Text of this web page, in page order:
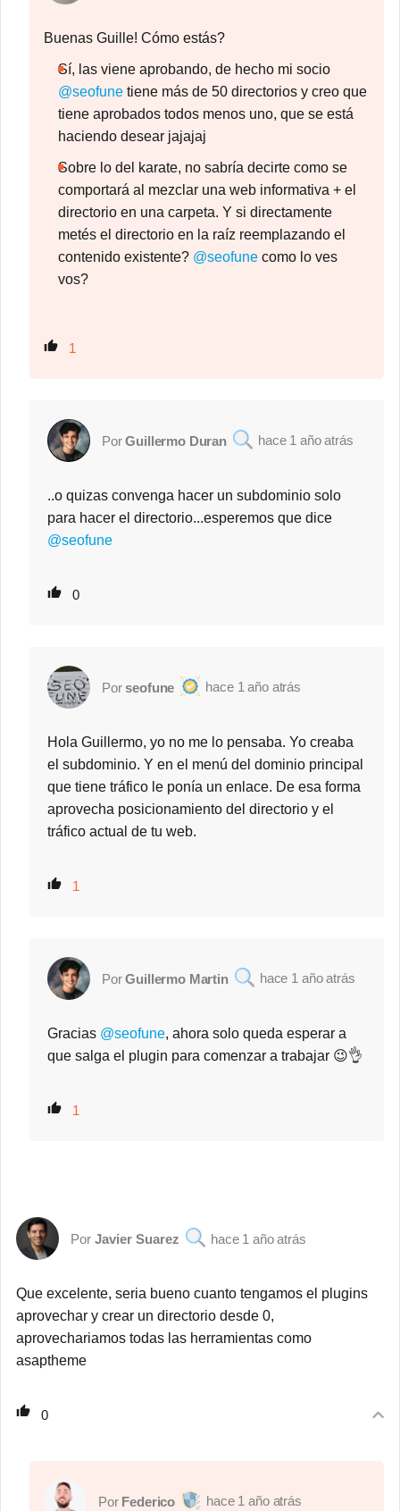
Buenas Guille! Cómo estás?
Sí, las viene aprobando, de hecho mi socio
@seofune tiene más de 50 directorios y creo que
tiene aprobados todos menos uno, que se está
haciendo desear jajajaj
Sobre lo del karate, no sabría decirte como se
comportará al mezclar una web informativa + el
directorio en una carpeta. Y si directamente
metés el directorio en la raíz reemplazando el
contenido existente? @seofune como lo ves
vos?
1
Guillermo Duran 1 año atrás
..o quizas convenga hacer un subdominio solo
para hacer el directorio...esperemos que dice
@seofune
0
seofune 1 año atrás
Hola Guillermo, yo no me lo pensaba. Yo creaba
el subdominio. Y en el menú del dominio principal
que tiene tráfico le ponía un enlace. De esa forma
aprovecha posicionamiento del directorio y el
tráfico actual de tu web.
1
Guillermo Martin 1 año atrás
Gracias @seofune, ahora solo queda esperar a
que salga el plugin para comenzar a trabajar 😉👌
1
Javier Suarez 1 año atrás
Que excelente, seria bueno cuanto tengamos el plugins
aprovechar y crear un directorio desde 0,
aprovechariamos todas las herramientas como
asaptheme
0
Federico 1 año atrás